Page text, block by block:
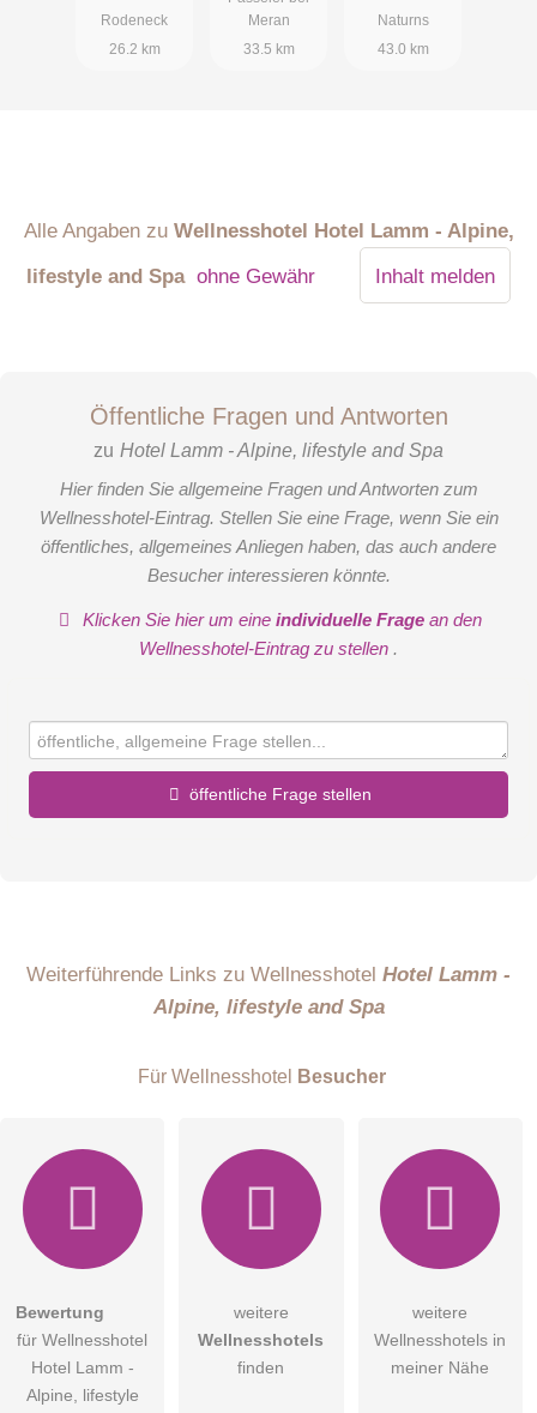
Rodeneck
26.2 km
Meran
33.5 km
Naturns
43.0 km
Alle Angaben zu Wellnesshotel Hotel Lamm - Alpine,
lifestyle and Spa ohne Gewähr Inhalt melden
Öffentliche Fragen und Antworten
zu Hotel Lamm - Alpine, lifestyle and Spa
Hier finden Sie allgemeine Fragen und Antworten zum
Wellnesshotel-Eintrag. Stellen Sie eine Frage, wenn Sie ein
öffentliches, allgemeines Anliegen haben, das auch andere
Besucher interessieren könnte.
Klicken Sie hier um eineindividuelle Frage an den
Wellnesshotel-Eintrag zu stellen .
öffentliche Frage stellen
DieDatenschutzerklärunghabe ich zur Kenntnis genommen.
öffentliche Frage stellen
Weiterführende Links zu Wellnesshotel Hotel Lamm -
Alpine, lifestyle and Spa
Für Wellnesshotel Besucher
Bewertung
für Wellnesshotel
Hotel Lamm -
Alpine, lifestyle
weitere
Wellnesshotels
finden
weitere
Wellnesshotels in
meiner Nähe